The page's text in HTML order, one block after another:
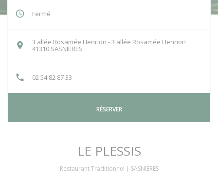
Fermé
3 allée Rosamée Henrion - 3 allée Rosamée Henrion
41310 SASNIERES
02 54 82 87 33
RÉSERVER
LE PLESSIS
Restaurant Traditionnel | SASNIERES